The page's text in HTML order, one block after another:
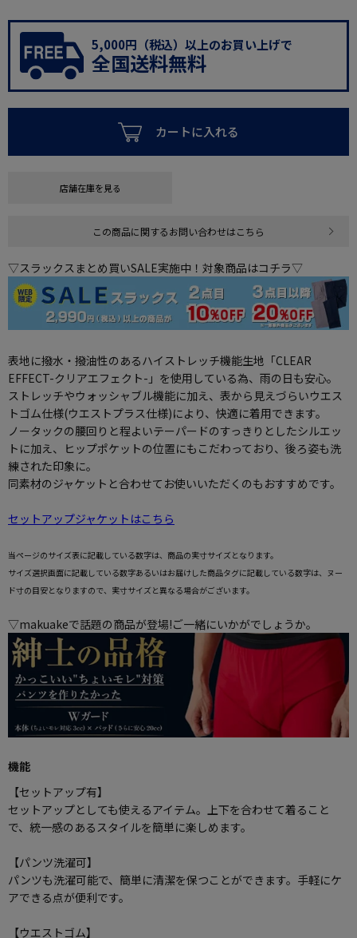
5,000円（税込）以上のお買い上げで
全国送料無料
カートに入れる
店舗在庫を見る
この商品に関するお問い合わせはこちら
▽スラックスまとめ買いSALE実施中！対象商品はコチラ▽
表地に撥水・撥油性のあるハイストレッチ機能生地「CLEAR
EFFECT-クリアエフェクト-」を使用している為、雨の日も安心。
ストレッチやウォッシャブル機能に加え、表から見えづらいウエス
トゴム仕様(ウエストプラス仕様)により、快適に着用できます。
ノータックの腰回りと程よいテーパードのすっきりとしたシルエッ
トに加え、ヒップポケットの位置にもこだわっており、後ろ姿も洗
練された印象に。
同素材のジャケットと合わせてお使いいただくのもおすすめです。
セットアップジャケットはこちら
当ページのサイズ表に記載している数字は、商品の実寸サイズとなります。
サイズ選択画面に記載している数字あるいはお届けした商品タグに記載している数字は、ヌー
ド寸の目安となりますので、実寸サイズと異なる場合がございます。
▽makuakeで話題の商品が登場!ご一緒にいかがでしょうか。
機能
【セットアップ有】
セットアップとしても使えるアイテム。上下を合わせて着ること
で、統一感のあるスタイルを簡単に楽しめます。
【パンツ洗濯可】
パンツも洗濯可能で、簡単に清潔を保つことができます。手軽にケ
アできる点が便利です。
【ウエストゴム】